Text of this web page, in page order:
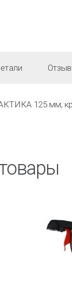
125 мм,